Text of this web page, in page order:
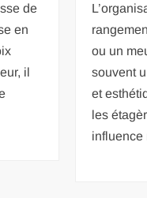
de
en
il
ou un
souvent
et
les
influence